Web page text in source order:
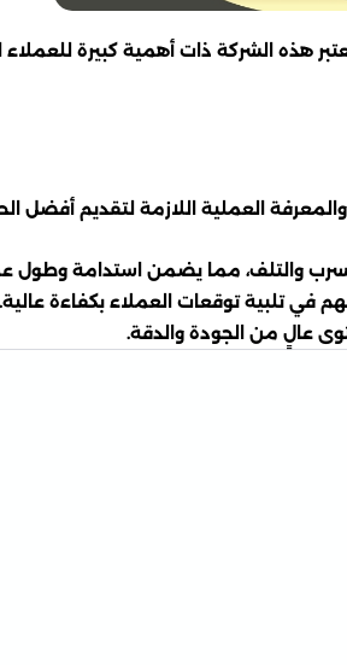
هذه الشركة ذات أهمية كبيرة
العملية اللازمة لتقديم أفضل
والتلف، مما يضمن استدامة
في تلبية توقعات العملاء بكفاءة عالية.
عالٍ من الجودة والدقة.